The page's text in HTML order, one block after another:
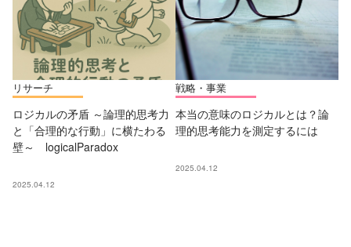
リサーチ
ロジカルの矛盾 ～論理的思考力
と「合理的な行動」に横たわる
壁～ logicalParadox
2025.04.12
戦略・事業
本当の意味のロジカルとは？論
理的思考能力を測定するには
2025.04.12